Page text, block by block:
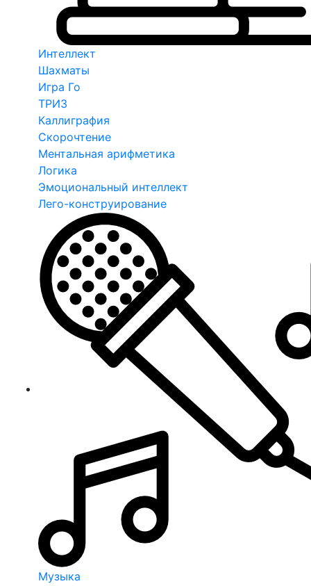
Интеллект
Шахматы
Игра Го
ТРИЗ
Каллиграфия
Скорочтение
Ментальная арифметика
Логика
Эмоциональный интеллект
Лего-конструирование
Музыка